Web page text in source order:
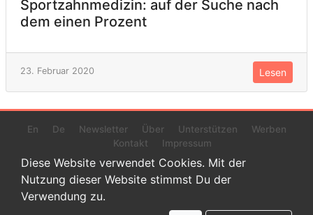
Sportzahnmedizin: auf der Suche nach
dem einen Prozent
23. Februar 2020 Lesen
En De Newsletter Über Unterstützen
Werben
Kontakt
Impressum
© 2022 www.endurance-data.com - aaa
Dies ist eine Beta-Version. Höchstwahrscheinlich haben sich auf
Diese Website verwendet Cookies. Mit der
Nutzung dieser Website stimmst Du der
Verwendung zu.